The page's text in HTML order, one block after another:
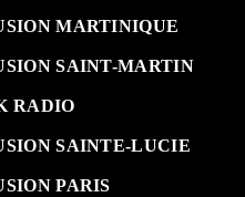
MARTINIQUE
SAINT-MARTIN
RADIO
SAINTE-LUCIE
PARIS